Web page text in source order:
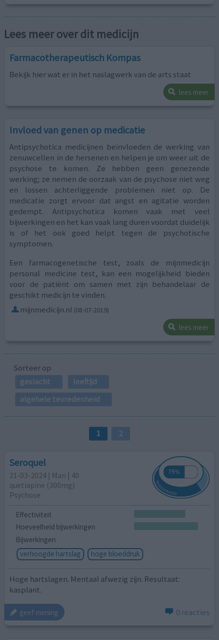
Lees meer over dit medicijn
Farmacotherapeutisch Kompas
Bekijk hier wat er in het naslagwerk van de arts staat
lees meer
Invloed van genen op medicatie
Antipsychotica medicijnen beïnvloeden de werking van
zenuwcellen in de hersenen en helpen je om weer uit de
psychose te komen. Ze hebben geen genezende
werking; ze nemen de oorzaak van de psychose niet weg
en lossen achterliggende problemen niet op. De
medicatie zorgt ervoor dat angst en agitatie worden
gedempt. Antipsychotica komen vaak met veel
bijwerkingen en het kan vaak lang duren voordat duidelijk
is of het ook goed helpt tegen de psychotische
symptomen.
Een farmacogenetische test, zoals de mijnmedicijn
personal medicine test, kan een mogelijkheid bieden
voor de patiënt om samen met zijn behandelaar de
geschikt medicijn te vinden.
mijnmedicijn.nl (08-07-2019)
lees meer
Sorteer op
geslacht
leeftijd
algehele tevredenheid
1 2
Seroquel
21-03-2024 | Man | 40
quetiapine (300mg)
Psychose
Effectiviteit
Hoeveelheid bijwerkingen
Bijwerkingen
verhoogde hartslag
hoge bloeddruk
Hoge hartslagen. Mentaal afwezig zijn. Resultaat:
kasplant.
geef mening 0 reacties